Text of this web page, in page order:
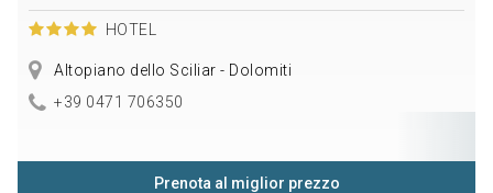
HOTEL
Altopiano dello Sciliar - Dolomiti
+39 0471 706350
Prenota al miglior prezzo